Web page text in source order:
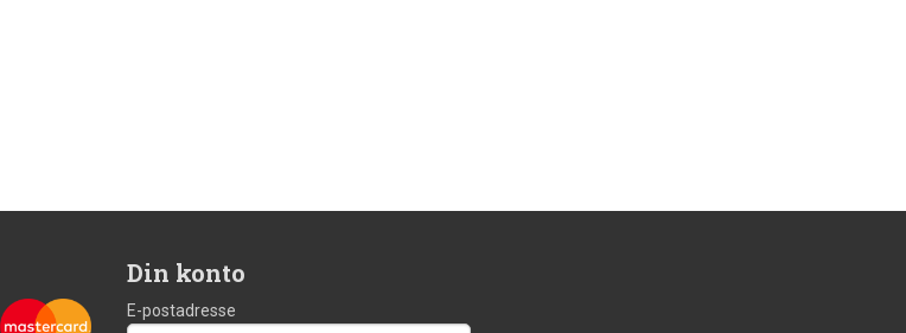
Din konto
E-postadresse